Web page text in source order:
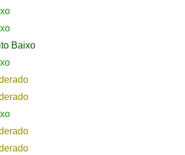
Baixo